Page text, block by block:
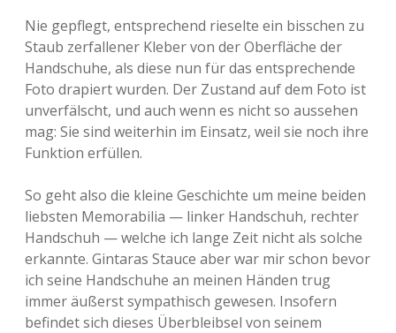
Nie gepflegt, entsprechend rieselte ein bisschen zu
Staub zerfallener Kleber von der Oberfläche der
Handschuhe, als diese nun für das entsprechende
Foto drapiert wurden. Der Zustand auf dem Foto ist
unverfälscht, und auch wenn es nicht so aussehen
mag: Sie sind weiterhin im Einsatz, weil sie noch ihre
Funktion erfüllen.
So geht also die kleine Geschichte um meine beiden
liebsten Memorabilia — linker Handschuh, rechter
Handschuh — welche ich lange Zeit nicht als solche
erkannte. Gintaras Stauce aber war mir schon bevor
ich seine Handschuhe an meinen Händen trug
immer äußerst sympathisch gewesen. Insofern
befindet sich dieses Überbleibsel von seinem